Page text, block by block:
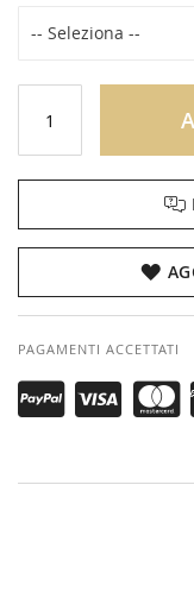
PAGAMENTI ACCETTATI